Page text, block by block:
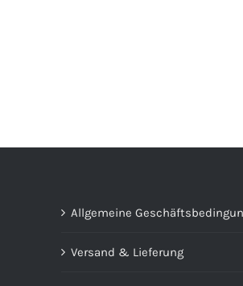
Allgemeine
Versand & Lieferung